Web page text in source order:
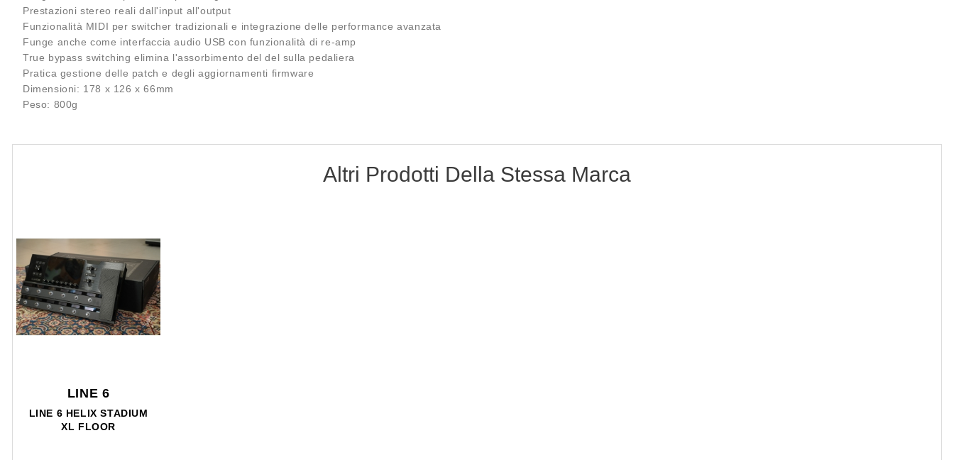
Prestazioni stereo reali dall'input all'output
Funzionalità MIDI per switcher tradizionali e integrazione delle performance avanzata
Funge anche come interfaccia audio USB con funzionalità di re-amp
True bypass switching elimina l'assorbimento del del sulla pedaliera
Pratica gestione delle patch e degli aggiornamenti firmware
Dimensioni: 178 x 126 x 66mm
Peso: 800g
Altri Prodotti Della Stessa Marca
LINE 6
LINE 6 HELIX STADIUM
XL FLOOR